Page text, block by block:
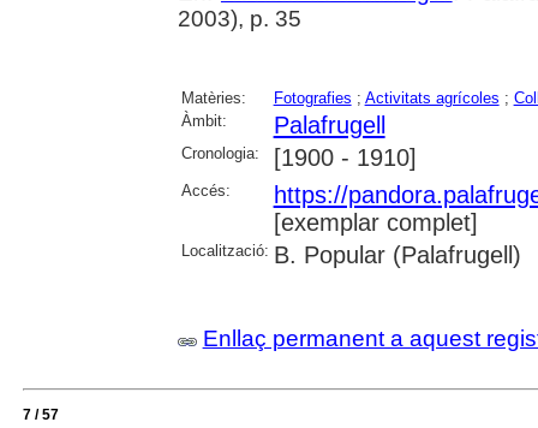
2003), p. 35
Matèries: Fotografies ; Activitats agrícoles ;
Àmbit:
Palafrugell
Cronologia: [1900 - 1910]
Accés:
https://
[exemplar complet]
Localització: B. Popular (Palafrugell)
Enllaç permanent a aquest
7 / 57